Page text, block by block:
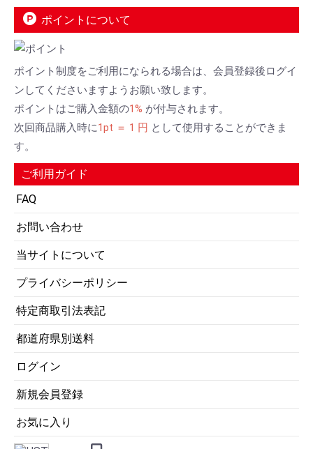
ポイントについて
ポイント制度をご利用になられる場合は、会員登録後ログイ
ンしてくださいますようお願い致します。
ポイントはご購入金額の1% が付与されます。
次回商品購入時に1pt ＝ 1 円 として使用することができま
す。
ご利用ガイド
FAQ
お問い合わせ
当サイトについて
プライバシーポリシー
特定商取引法表記
都道府県別送料
ログイン
新規会員登録
お気に入り